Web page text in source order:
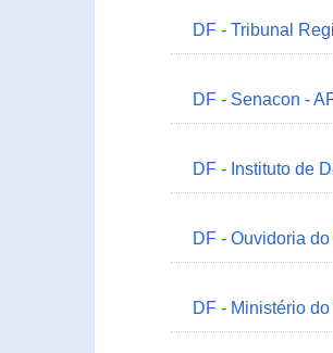
DF - Tribunal
DF - Senacon -
DF - Instituto de
DF - Ouvidoria
DF - Ministério